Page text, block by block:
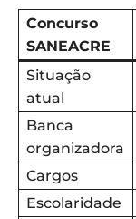
Concurso
SANEACRE
Situação
atual
Banca
organizadora
Cargos
Escolaridade